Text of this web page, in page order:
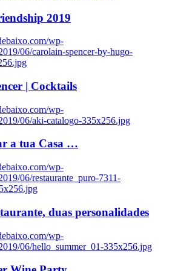
2019
wp-
06/carolain-spencer-by-hugo-
| Cocktails
wp-
06/aki-catalogo-335x256.jpg
a tua Casa …
wp-
06/restaurante_puro-7311-
duas personalidades
wp-
06/hello_summer_01-335x256.jpg